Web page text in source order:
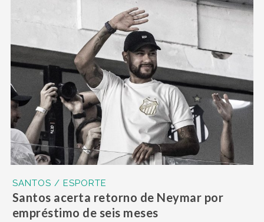
SANTOS / ESPORTE
Santos acerta retorno de Neymar por
empréstimo de seis meses